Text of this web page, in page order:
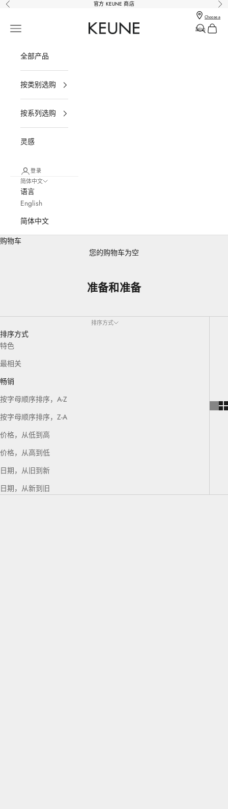
跳转到内容
上一个 官方 KEUNE 商店 下
Keune Salons Online - Keune SG
打开导航菜单
Choose a
Salon
打开搜索
打开
全部产品
按类别选购
按系列选购
灵感
登录
简体中文
语言
English
简体中文
购物车
您的购物车为空
准备和准备
排序方式
排序方式
特色
最相关
畅销
按字母顺序排序，A-Z
按字母顺序排序，Z-A
价格，从低到高
价格，从高到低
日期，从旧到新
日期，从新到旧